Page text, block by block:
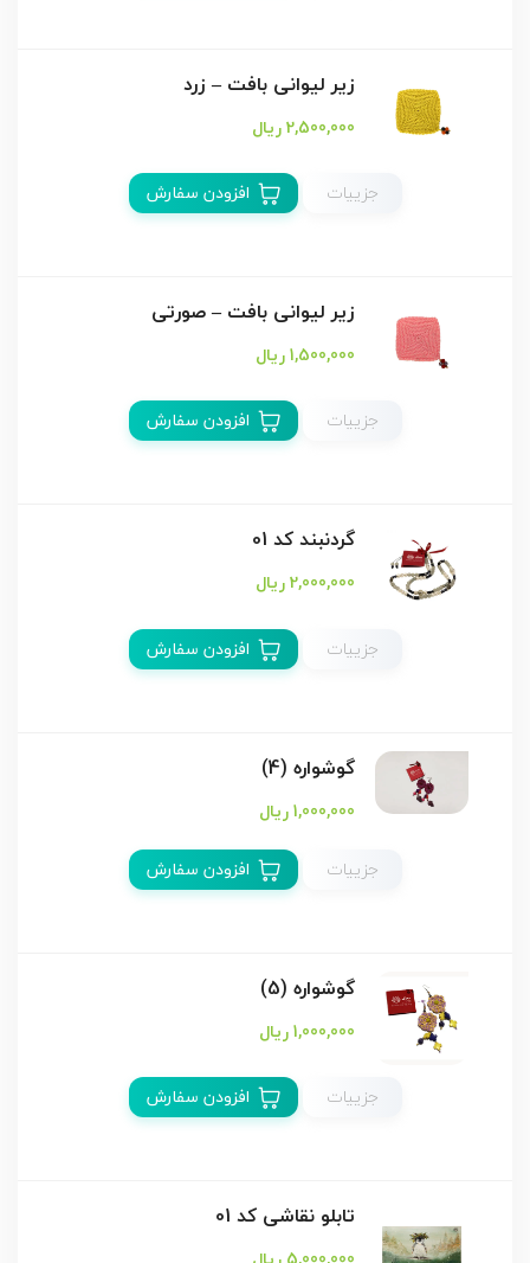
زیر لیوانی بافت – زرد
2,500,000 ریال
جزییات افزودن سفارش
زیر لیوانی بافت – صورتی
1,500,000 ریال
جزییات افزودن سفارش
گردنبند کد 01
2,000,000 ریال
جزییات افزودن سفارش
گوشواره (4)
1,000,000 ریال
جزییات
افزودن سفارش
گوشواره (5)
1,000,000 ریال
جزییات افزودن سفارش
تابلو نقاشی کد 01